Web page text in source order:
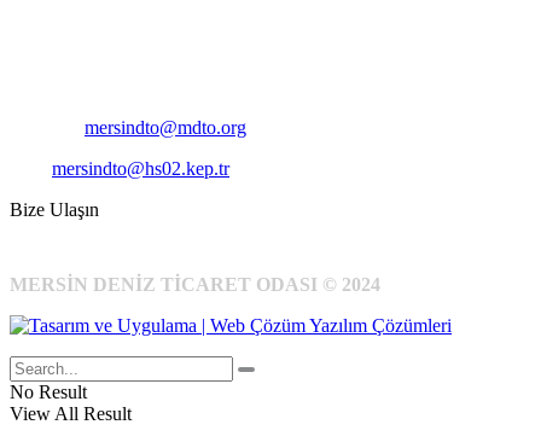
mersindto@mdto.org
mersindto@hs02.kep.tr
Bize Ulaşın
MERSİN DENİZ TİCARET ODASI © 2024
No Result
View All Result